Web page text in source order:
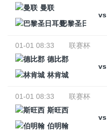
曼联
vs
巴黎圣日耳曼
01-01 08:33
联赛杯
德比郡
vs
林肯城
01-01 08:33
联赛杯
斯旺西
vs
伯明翰